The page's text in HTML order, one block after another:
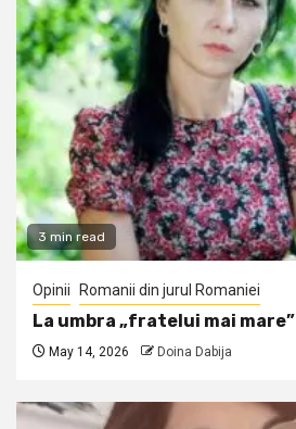
3 min read
Opinii Romanii din jurul Romaniei
La umbra „fratelui mai mare”
May 14, 2026 Doina Dabija